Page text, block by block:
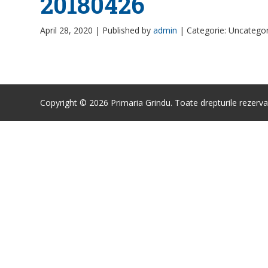
April 28, 2020 | Published by admin | Categorie:
Copyright © 2026 Primaria Grindu. Toate drepturile